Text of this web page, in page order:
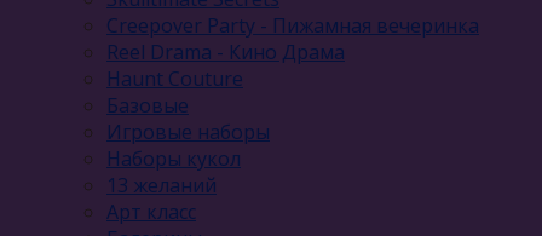
Creepover Party - Пижамная вечеринка
Reel Drama - Кино Драма
Haunt Couture
Базовые
Игровые наборы
Наборы кукол
13 желаний
Арт класс